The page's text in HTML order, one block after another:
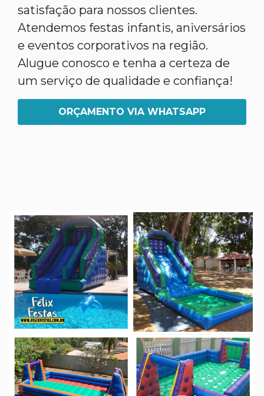
satisfação para nossos clientes.
Atendemos festas infantis, aniversários
e eventos corporativos na região.
Alugue conosco e tenha a certeza de
um serviço de qualidade e confiança!
ORÇAMENTO VIA WHATSAPP